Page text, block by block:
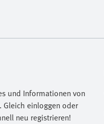
und Informationen von
Gleich einloggen oder
neu registrieren!